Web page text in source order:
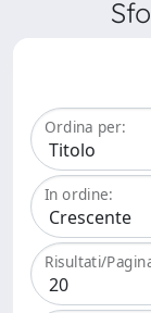
Ordina per:
In ordine:
Risultati/